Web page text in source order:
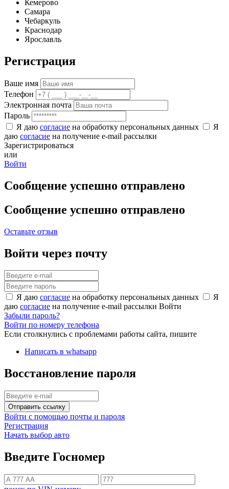
Кемерово
Самара
Чебаркуль
Краснодар
Ярославль
Регистрация
Ваше имя
Телефон
Электронная почта
Пароль
Я даю согласие на обработку персональных данных
Я
даю согласие на получение e-mail рассылки
Зарегистрироваться
или
Войти
Сообщение успешно отправлено
Сообщение успешно отправлено
Оставьте отзыв
Войти через почту
Я даю согласие на обработку персональных данных
Я
даю согласие на получение e-mail рассылки Войти
Забыли пароль?
Войти по номеру телефона
Если столкнулись с проблемами работы сайта, пишите
Написать в whatsapp
Восстановление пароля
Отправить ссылку
Войти с помощью почты и пароля
Регистрация
Начать выбор авто
Введите Госномер